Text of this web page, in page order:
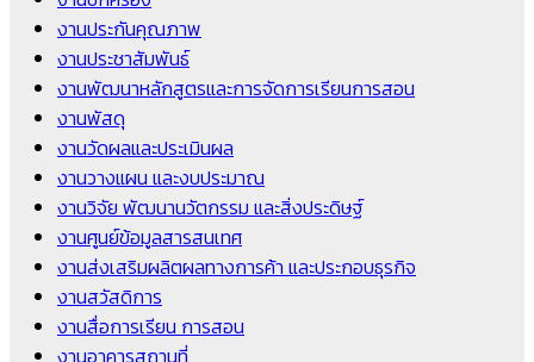
งานประกันคุณภาพ
งานประชาสัมพันธ์
งานพัฒนาหลักสูตรและการจัดการเรียนการสอน
งานพัสดุ
งานวัดผลและประเมินผล
งานวางแผน และงบประมาณ
งานวิจัย พัฒนานวัตกรรม และสิ่งประดิษฐ์
งานศูนย์ข้อมูลสารสนเทศ
งานส่งเสริมผลิตผลทางการค้า และประกอบธุรกิจ
งานสวัสดิการ
งานสื่อการเรียน การสอน